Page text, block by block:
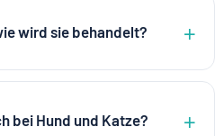
wird sie behandelt?
bei Hund und Katze?